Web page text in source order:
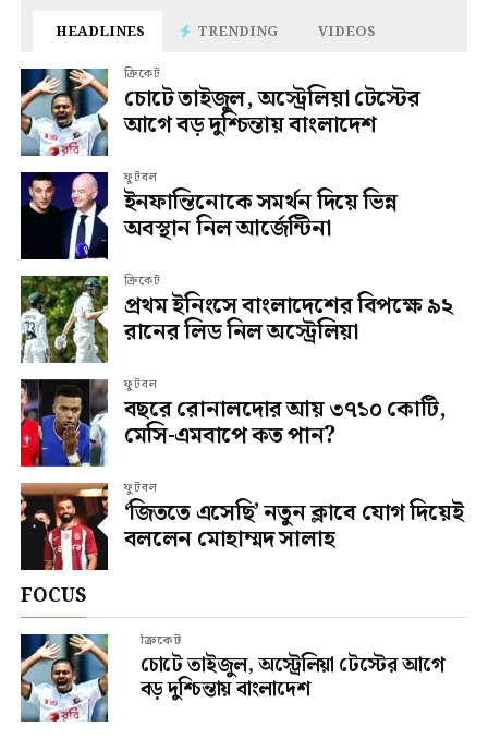
HEADLINES TRENDING VIDEOS
ক্রিকেট
চোটে তাইজুল, অস্ট্রেলিয়া টেস্টের
আগে বড় দুশ্চিন্তায় বাংলাদেশ
ফুটবল
ইনফান্তিনোকে সমর্থন দিয়ে ভিন্ন
অবস্থান নিল আর্জেন্টিনা
ক্রিকেট
প্রথম ইনিংসে বাংলাদেশের বিপক্ষে ৯২
রানের লিড নিল অস্ট্রেলিয়া
ফুটবল
বছরে রোনালদোর আয় ৩৭১০ কোটি,
মেসি-এমবাপে কত পান?
ফুটবল
‘জিততে এসেছি’ নতুন ক্লাবে যোগ দিয়েই
বললেন মোহাম্মদ সালাহ
FOCUS
ক্রিকেট
চোটে তাইজুল, অস্ট্রেলিয়া টেস্টের আগে
বড় দুশ্চিন্তায় বাংলাদেশ